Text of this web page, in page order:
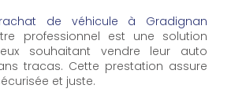
rachat de véhicule à Gradignan
professionnel est une solution
souhaitant vendre leur auto
tracas. Cette prestation assure
et juste.